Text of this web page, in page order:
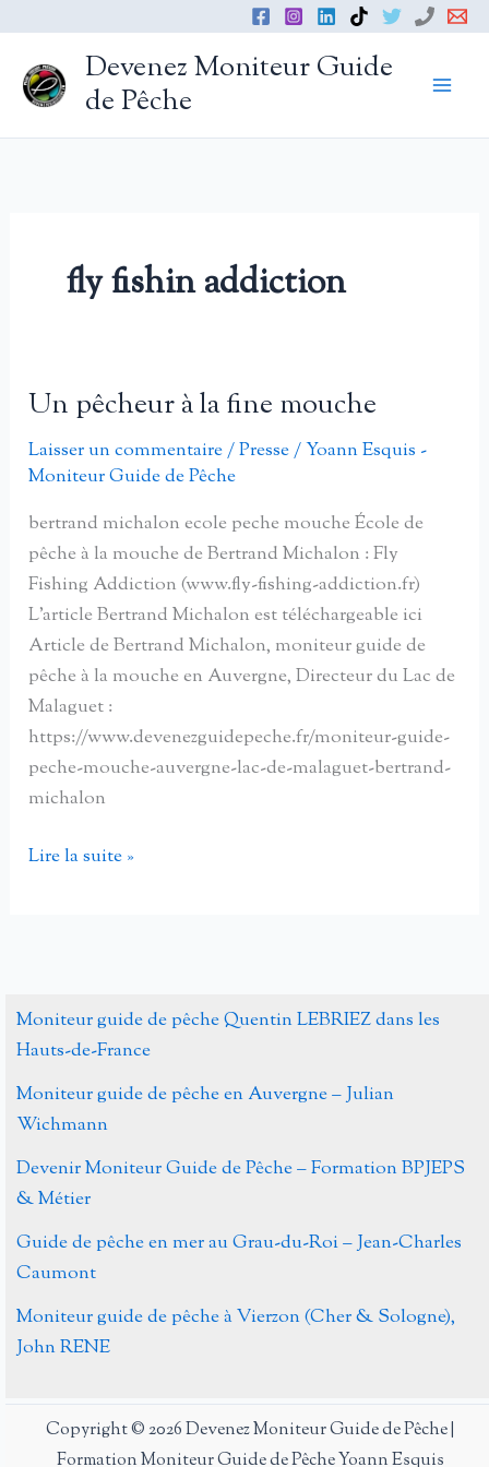
contenu
Devenez Moniteur Guide
de Pêche
fly fishin addiction
Un pêcheur à la fine mouche
Laisser un commentaire/Presse/Yoann Esquis -
Moniteur Guide de Pêche
bertrand michalon ecole peche mouche École de
pêche à la mouche de Bertrand Michalon : Fly
Fishing Addiction (www.fly-fishing-addiction.fr)
L’article Bertrand Michalon est téléchargeable ici
Article de Bertrand Michalon, moniteur guide de
pêche à la mouche en Auvergne, Directeur du Lac de
Malaguet :
https://www.devenezguidepeche.fr/moniteur-guide-
peche-mouche-auvergne-lac-de-malaguet-bertrand-
michalon
Un
mouche
Lire la suite »
Moniteur guide de pêche Quentin LEBRIEZ dans les
Hauts-de-France
Moniteur guide de pêche en Auvergne – Julian
Wichmann
Devenir Moniteur Guide de Pêche – Formation BPJEPS
& Métier
Guide de pêche en mer au Grau-du-Roi – Jean-Charles
Caumont
Moniteur guide de pêche à Vierzon (Cher & Sologne),
John RENE
Copyright © 2026 Devenez Moniteur Guide de Pêche |
Formation Moniteur Guide de Pêche Yoann Esquis